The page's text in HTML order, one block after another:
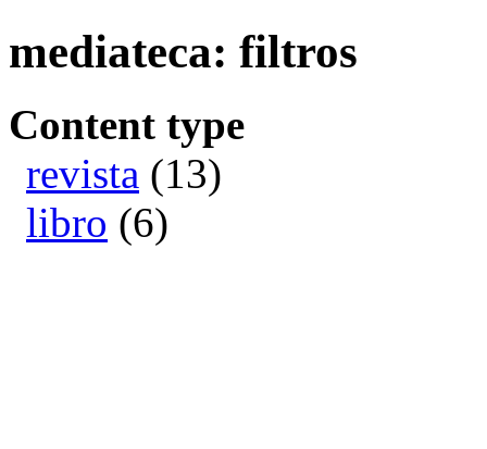
mediateca: filtros
Content type
revista (13)
libro (6)